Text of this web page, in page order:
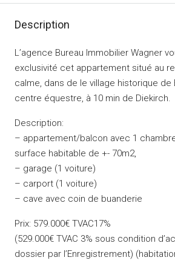
Description
L’agence Bureau Immobilier Wagner
exclusivité cet appartement situé au
calme, dans de le village historique de
centre équestre, à 10 min de Diekirch.
Description:
– appartement/balcon avec 1
surface habitable de +- 70m2,
– garage (1 voiture)
– carport (1 voiture)
– cave avec coin de buanderie
Prix: 579.000€ TVAC17%
(529.000€ TVAC 3% sous condition
dossier par l’Enregistrement)